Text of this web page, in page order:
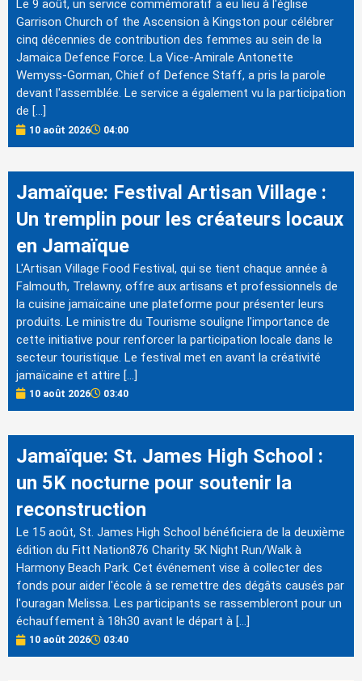
Le 9 août, un service commémoratif a eu lieu à l'église
Garrison Church of the Ascension à Kingston pour célébrer
cinq décennies de contribution des femmes au sein de la
Jamaica Defence Force. La Vice-Amirale Antonette
Wemyss-Gorman, Chief of Defence Staff, a pris la parole
devant l'assemblée. Le service a également vu la participation
de […]
10 août 2026 04:00
Jamaïque: Festival Artisan Village :
Un tremplin pour les créateurs locaux
en Jamaïque
L'Artisan Village Food Festival, qui se tient chaque année à
Falmouth, Trelawny, offre aux artisans et professionnels de
la cuisine jamaïcaine une plateforme pour présenter leurs
produits. Le ministre du Tourisme souligne l'importance de
cette initiative pour renforcer la participation locale dans le
secteur touristique. Le festival met en avant la créativité
jamaïcaine et attire […]
10 août 2026 03:40
Jamaïque: St. James High School :
un 5K nocturne pour soutenir la
reconstruction
Le 15 août, St. James High School bénéficiera de la deuxième
édition du Fitt Nation876 Charity 5K Night Run/Walk à
Harmony Beach Park. Cet événement vise à collecter des
fonds pour aider l'école à se remettre des dégâts causés par
l'ouragan Melissa. Les participants se rassembleront pour un
échauffement à 18h30 avant le départ à […]
10 août 2026 03:40